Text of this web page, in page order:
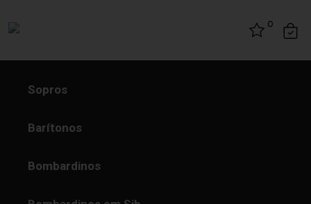
0
Sopros
Barítonos
Bombardinos